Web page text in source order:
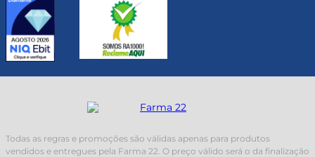
Todas as regras e promoções são válidas apenas para produtos
vendidos e entregues pela Farma 22. O preço válido será o da finalização